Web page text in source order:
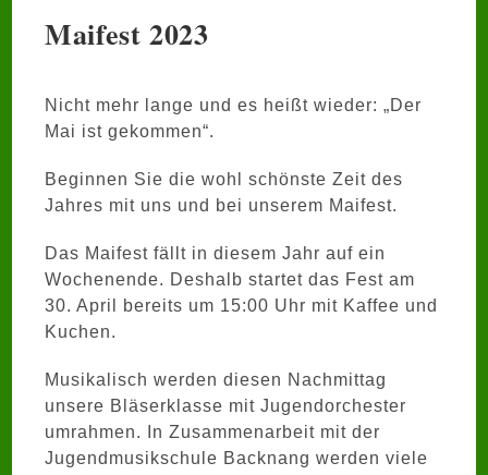
Maifest 2023
Nicht mehr lange und es heißt wieder: „Der
Mai ist gekommen“.
Beginnen Sie die wohl schönste Zeit des
Jahres mit uns und bei unserem Maifest.
Das Maifest fällt in diesem Jahr auf ein
Wochenende. Deshalb startet das Fest am
30. April bereits um 15:00 Uhr mit Kaffee und
Kuchen.
Musikalisch werden diesen Nachmittag
unsere Bläserklasse mit Jugendorchester
umrahmen. In Zusammenarbeit mit der
Jugendmusikschule Backnang werden viele